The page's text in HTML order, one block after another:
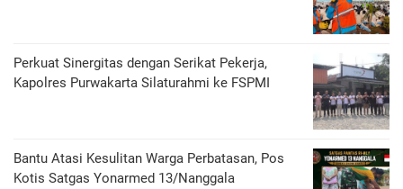
Perkuat Sinergitas dengan Serikat Pekerja,
Kapolres Purwakarta Silaturahmi ke FSPMI
Bantu Atasi Kesulitan Warga Perbatasan, Pos
Kotis Satgas Yonarmed 13/Nanggala